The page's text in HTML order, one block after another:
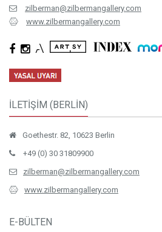
zilberman@zilbermangallery.com
www.zilbermangallery.com
İLETİŞİM (BERLİN)
Goethestr. 82, 10623 Berlin
+49 (0) 30 31809900
zilberman@zilbermangallery.com
www.zilbermangallery.com
E-BÜLTEN